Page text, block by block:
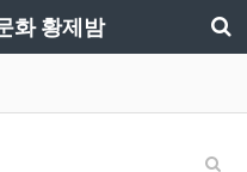
화 황제밤